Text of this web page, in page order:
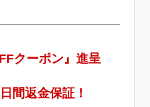
クーポン』進呈
間返金保証！